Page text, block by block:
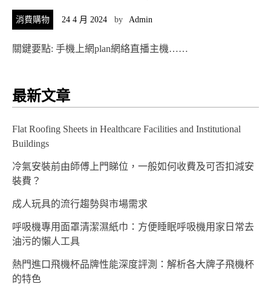
消費購物 24 4 月 2024 by Admin
關鍵要點: 手機上網plan網絡直播主機……
最新文章
Flat Roofing Sheets in Healthcare Facilities and Institutional
Buildings
冷氣安裝前由師傅上門睇位，一般如何收費及可否扣減安
裝費？
成人玩具的流行趨勢與市場需求
呼吸機專用面罩清潔濕紙巾：方便睡眠呼吸機用家日常去
油污的懶人工具
熱門進口飛機杯品牌性能深度評測：解析各大牌子飛機杯
的特色